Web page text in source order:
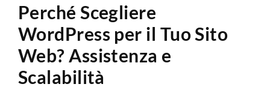
Perché Scegliere
WordPress per il Tuo Sito
Web? Assistenza e
Scalabilità